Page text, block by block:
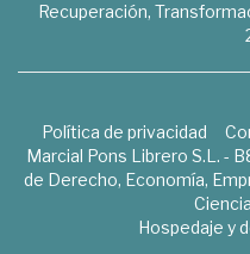
Recuperación,
Política de privacidad
Marcial Pons Librero S.L. -
de Derecho, Economía,
Hospedaje y